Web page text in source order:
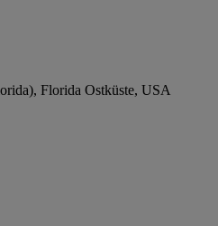
Florida Ostküste, USA